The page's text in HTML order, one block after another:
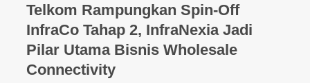
Telkom Rampungkan Spin-Off
InfraCo Tahap 2, InfraNexia Jadi
Pilar Utama Bisnis Wholesale
Connectivity